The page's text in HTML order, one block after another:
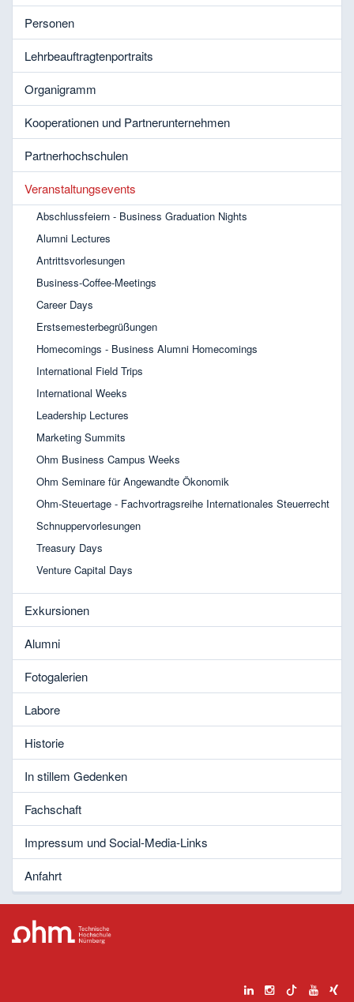
Personen
Lehrbeauftragtenportraits
Organigramm
Kooperationen und Partnerunternehmen
Partnerhochschulen
Veranstaltungsevents
Abschlussfeiern - Business Graduation Nights
Alumni Lectures
Antrittsvorlesungen
Business-Coffee-Meetings
Career Days
Erstsemesterbegrüßungen
Homecomings - Business Alumni Homecomings
International Field Trips
International Weeks
Leadership Lectures
Marketing Summits
Ohm Business Campus Weeks
Ohm Seminare für Angewandte Ökonomik
Ohm-Steuertage - Fachvortragsreihe Internationales Steuerrecht
Schnuppervorlesungen
Treasury Days
Venture Capital Days
Exkursionen
Alumni
Fotogalerien
Labore
Historie
In stillem Gedenken
Fachschaft
Impressum und Social-Media-Links
Anfahrt